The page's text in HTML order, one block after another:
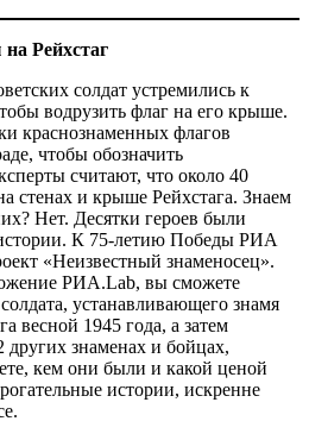
на Рейхстаг
солдат устремились к
водрузить флаг на его крыше.
краснознаменных флагов
чтобы обозначить
считают, что около 40
стенах и крыше Рейхстага. Знаем
Нет. Десятки героев были
К 75-летию Победы РИА
«Неизвестный знаменосец».
РИА.Lab, вы сможете
устанавливающего знамя
весной 1945 года, а затем
знаменах и бойцах,
кем они были и какой ценой
истории, искренне